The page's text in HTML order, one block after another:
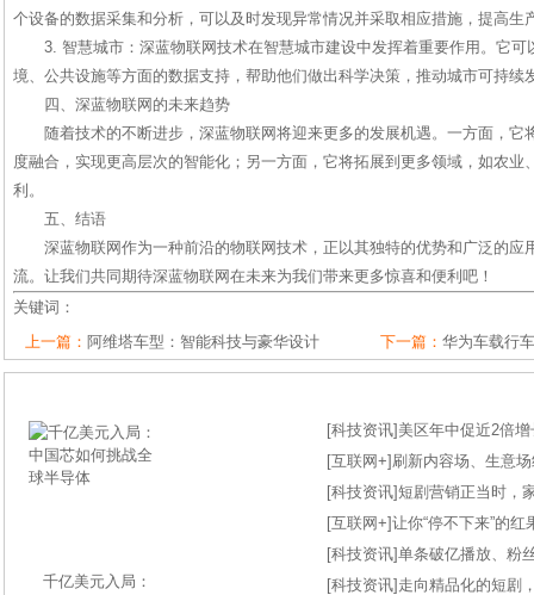
个设备的数据采集和分析，可以及时发现异常情况并采取相应措施，提高生
3. 智慧城市：深蓝物联网技术在智慧城市建设中发挥着重要作用。它
境、公共设施等方面的数据支持，帮助他们做出科学决策，推动城市可持续
四、深蓝物联网的未来趋势
随着技术的不断进步，深蓝物联网将迎来更多的发展机遇。一方面，它
度融合，实现更高层次的智能化；另一方面，它将拓展到更多领域，如农业
利。
五、结语
深蓝物联网作为一种前沿的物联网技术，正以其独特的优势和广泛的应
流。让我们共同期待深蓝物联网在未来为我们带来更多惊喜和便利吧！
关键词：
上一篇： 阿维塔车型：智能科技与豪华设计 下一篇： 华为车载行
千亿美元入局：
[科技资讯] 美区年中促近2倍
[互联网+] 刷新内容场、生意
[科技资讯]短剧营销正当时，
[互联网+]让你“停不下来”的
[科技资讯]单条破亿播放、粉
[科技资讯] 走向精品化的短剧